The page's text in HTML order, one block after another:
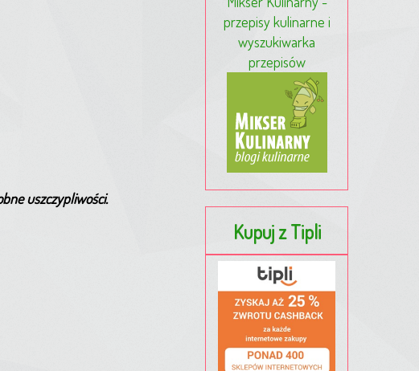
uszczypliwości.
przepisy kulinarne i
wyszukiwarka
przepisów
Kupuj z Tipli